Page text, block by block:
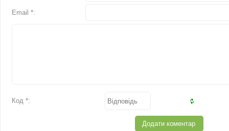
Email *:
Код *: